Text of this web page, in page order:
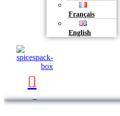
Français
English
0